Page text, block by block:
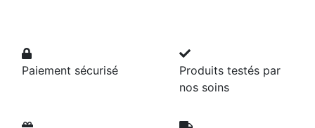
Paiement sécurisé
Produits testés par
nos soins